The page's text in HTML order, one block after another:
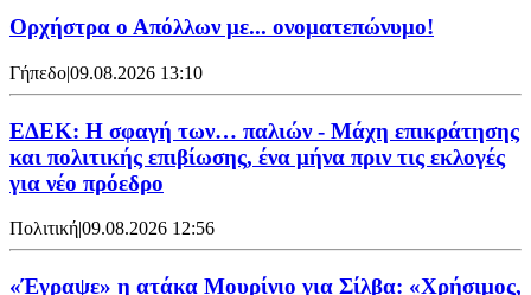
Ορχήστρα o Aπόλλων με... ονοματεπώνυμο!
Γήπεδο|09.08.2026 13:10
ΕΔΕΚ: Η σφαγή των… παλιών - Μάχη επικράτησης
και πολιτικής επιβίωσης, ένα μήνα πριν τις εκλογές
για νέο πρόεδρο
Πολιτική|09.08.2026 12:56
«Έγραψε» η ατάκα Μουρίνιο για Σίλβα: «Χρήσιμος,